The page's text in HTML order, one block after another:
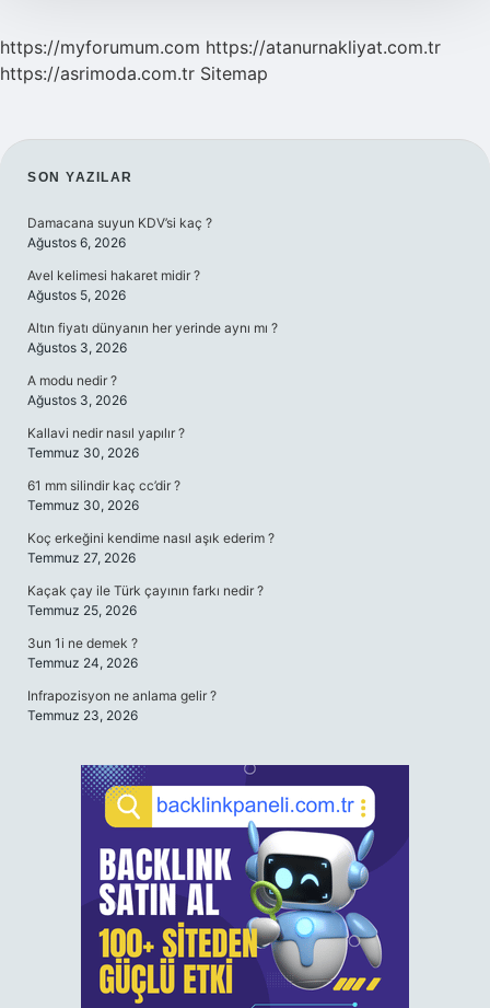
https://myforumum.com https://atanurnakliyat.com.tr
https://asrimoda.com.tr Sitemap
SIDEBAR
SON YAZILAR
Damacana suyun KDV’si kaç ?
Ağustos 6, 2026
Avel kelimesi hakaret midir ?
Ağustos 5, 2026
Altın fiyatı dünyanın her yerinde aynı mı ?
Ağustos 3, 2026
A modu nedir ?
Ağustos 3, 2026
Kallavi nedir nasıl yapılır ?
Temmuz 30, 2026
61 mm silindir kaç cc’dir ?
Temmuz 30, 2026
Koç erkeğini kendime nasıl aşık ederim ?
Temmuz 27, 2026
Kaçak çay ile Türk çayının farkı nedir ?
Temmuz 25, 2026
3un 1i ne demek ?
Temmuz 24, 2026
Infrapozisyon ne anlama gelir ?
Temmuz 23, 2026